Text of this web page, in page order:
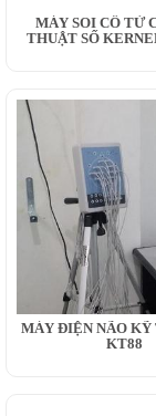
MÁY SOI CỔ TỬ
THUẬT SỐ
MÁY ĐIỆN NÃO KỸ
KT88